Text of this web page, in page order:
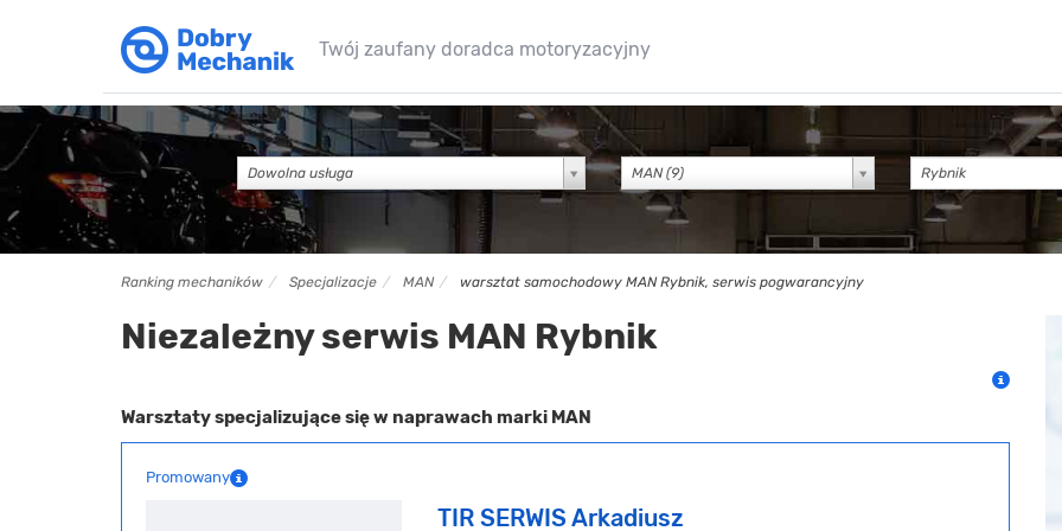
Twój zaufany doradca motoryzacyjny
Dowolna usługa MAN (9)
Ranking mechaników Specjalizacje MAN warsztat samochodowy MAN Rybnik, serwis pogwarancyjny
Niezależny serwis MAN Rybnik
Warsztaty specjalizujące się w naprawach marki MAN
Promowany
TIR SERWIS Arkadiusz